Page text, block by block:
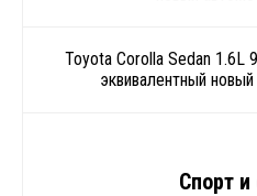
Toyota Corolla Sedan 1.6L
эквивалентный
Спорт